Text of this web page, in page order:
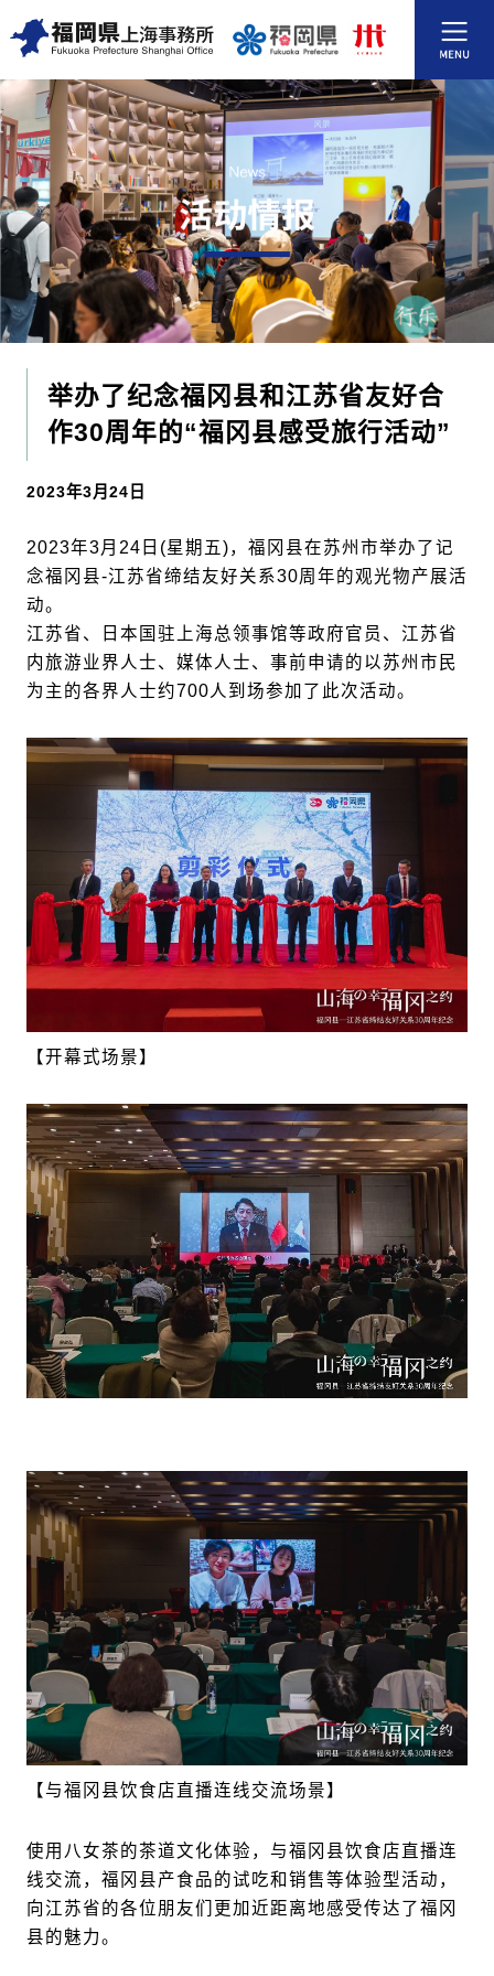
举办了纪念福冈县和江苏省友好合
作30周年的“福冈县感受旅行活动”
2023年3月24日
2023年3月24日(星期五)，福冈县在苏州市举办了记
念福冈县-江苏省缔结友好关系30周年的观光物产展活
动。
江苏省、日本国驻上海总领事馆等政府官员、江苏省
内旅游业界人士、媒体人士、事前申请的以苏州市民
为主的各界人士约700人到场参加了此次活动。
【开幕式场景】
【与福冈县饮食店直播连线交流场景】
使用八女茶的茶道文化体验，与福冈县饮食店直播连
线交流，福冈县产食品的试吃和销售等体验型活动，
向江苏省的各位朋友们更加近距离地感受传达了福冈
县的魅力。